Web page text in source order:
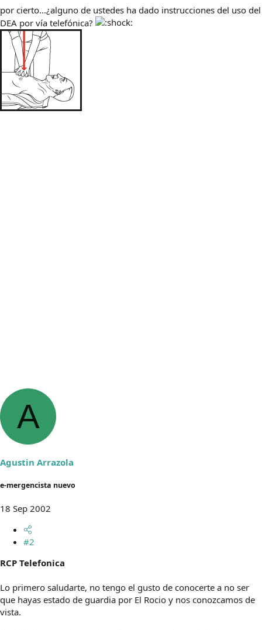
por cierto...¿alguno de ustedes ha dado instrucciones del uso del
DEA por vía telefónica?
A
Agustin Arrazola
e-mergencista nuevo
18 Sep 2002
#2
RCP Telefonica
Lo primero saludarte, no tengo el gusto de conocerte a no ser
que hayas estado de guardia por El Rocio y nos conozcamos de
vista.